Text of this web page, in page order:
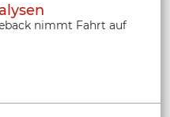
nimmt Fahrt auf